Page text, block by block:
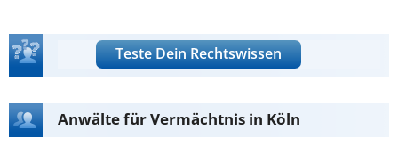
Teste Dein Rechtswissen
Anwälte für Vermächtnis in Köln